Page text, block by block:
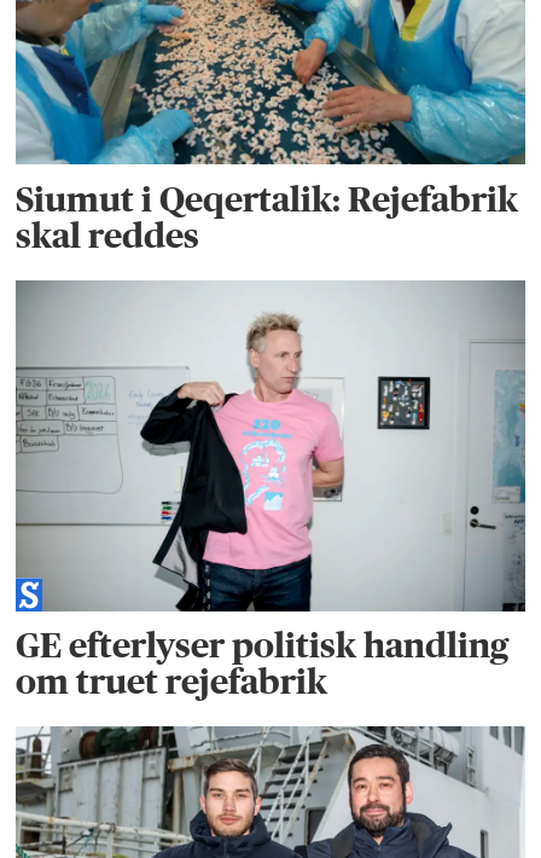
Siumut i Qeqertalik: Rejefabrik
skal reddes
GE efterlyser politisk handling
om truet rejefabrik